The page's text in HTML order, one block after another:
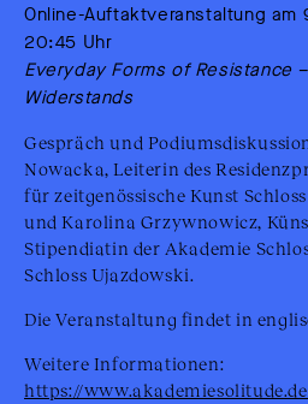
Online-Auftaktveranstaltung am
20:45 Uhr
Everyday Forms of Resistance
Widerstands
Gespräch und
Nowacka, Leiterin des
für zeitgenössische Kunst
und Karolina Grzywnowicz,
Stipendiatin der Akademie
Schloss Ujazdowski.
Die Veranstaltung findet in
Weitere Informationen:
https://